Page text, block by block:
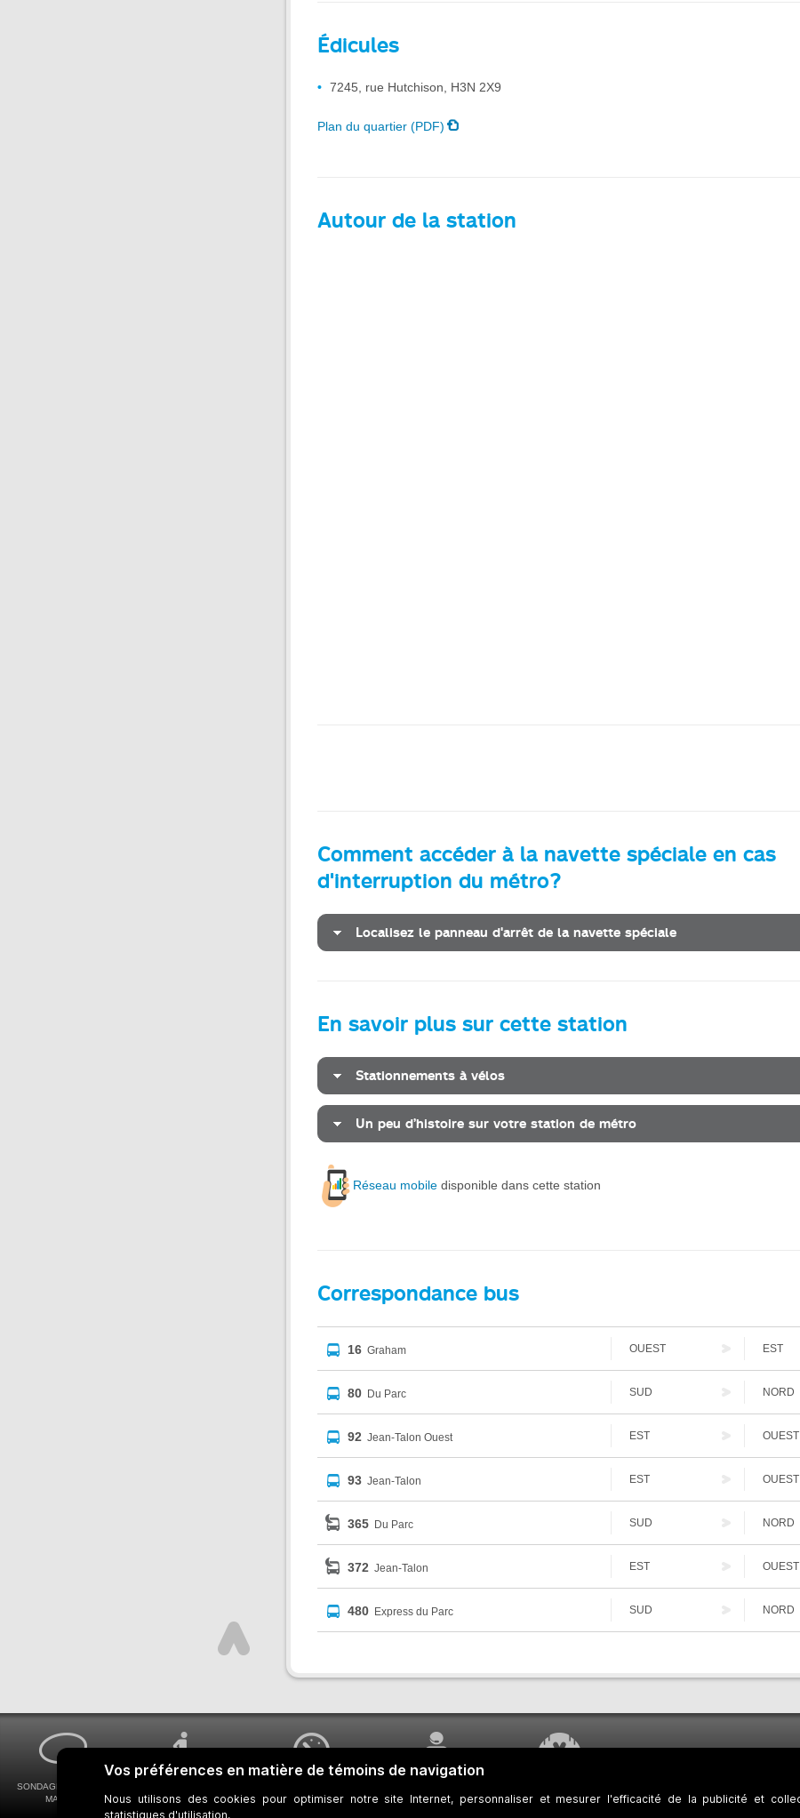
Édicules
7245, rue Hutchison, H3N 2X9
Plan du quartier (PDF)
Autour de la station
Comment accéder à la navette spéciale en cas
d'interruption du métro?
Localisez le panneau d'arrêt de la navette spéciale
En savoir plus sur cette station
Stationnements à vélos
Un peu d’histoire sur votre station de métro
Réseau mobile disponible dans cette station
Correspondance bus
16 Graham OUEST EST
80 Du Parc SUD NORD
92 Jean-Talon Ouest EST OUEST
93 Jean-Talon EST OUEST
365 Du Parc SUD NORD
372 Jean-Talon EST OUEST
480 Express du Parc SUD NORD
SONDAGES MA VOIX
MA STM
UNIVERSELLE
VOS HORAIRES DE BUS
CLIENTÈLE